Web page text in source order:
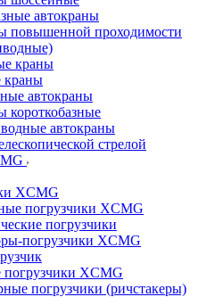
автокраны
повышенной проходимости
краны
краны
автокраны
короткобазные
автокраны
стрелой
XCMG
погрузчики XCMG
погрузчики
погрузчики XCMG
XCMG
погрузчики (ричстакеры)